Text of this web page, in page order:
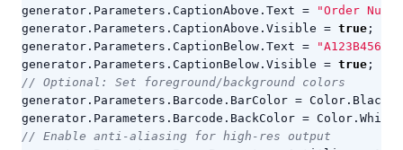
generator . Parameters . CaptionAbove . Text =
"Order
generator . Parameters . CaptionAbove . Visible = true ;
generator . Parameters . CaptionBelow . Text =
generator . Parameters . CaptionBelow . Visible = true ;
// Optional: Set foreground/background colors
generator . Parameters . Barcode . BarColor = Color . Black
generator . Parameters . Barcode . BackColor = Color . White
// Enable anti-aliasing for high-res output